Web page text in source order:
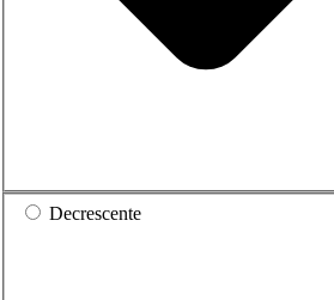
Decrescente